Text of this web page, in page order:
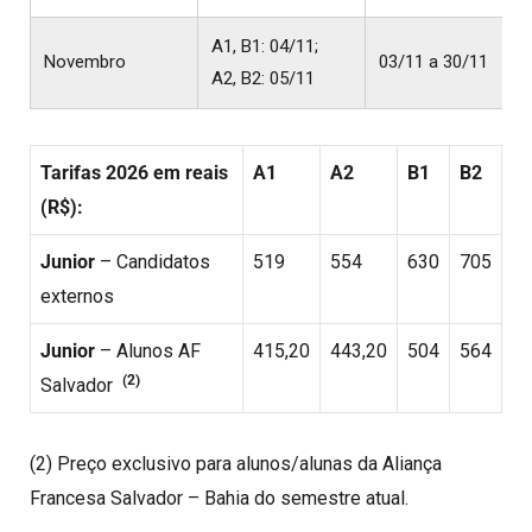
Novembro
A1, B1: 04/11;
A2, B2: 05/11
03/11 a 30/11
Tarifas 2026 em reais
(R$):
A1 A2 B1 B2
Junior – Candidatos
externos
519 554 630 705
Junior – Alunos AF
Salvador (2)
415,20 443,20 504 564
(2) Preço exclusivo para alunos/alunas da Aliança
Francesa Salvador – Bahia do semestre atual.